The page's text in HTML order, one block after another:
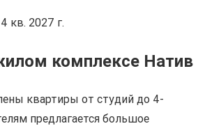
кв. 2027 г.
комплексе Натив
квартиры от студий до 4-
предлагается большое